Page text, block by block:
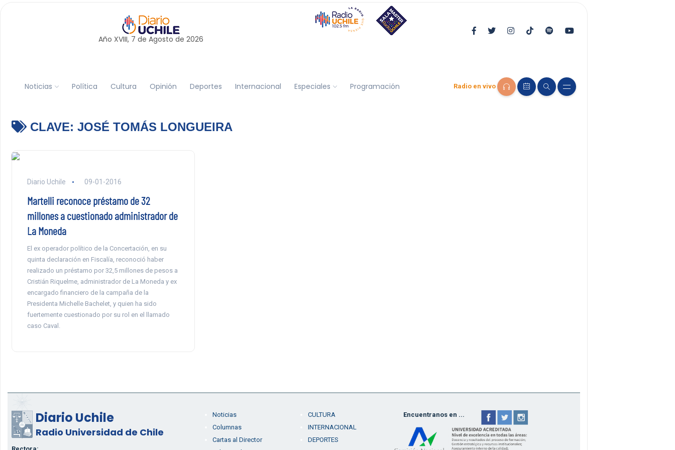
Año XVIII, 7 de Agosto de 2026
Noticias Política Cultura Opinión Deportes Internacional Especiales Programación Radio en vivo
CLAVE: JOSÉ TOMÁS LONGUEIRA
Diario Uchile 09-01-2016
Martelli reconoce préstamo de 32
millones a cuestionado administrador de
La Moneda
El ex operador político de la Concertación, en su
quinta declaración en Fiscalía, reconoció haber
realizado un préstamo por 32,5 millones de pesos a
Cristián Riquelme, administrador de La Moneda y ex
encargado financiero de la campaña de la
Presidenta Michelle Bachelet, y quien ha sido
fuertemente cuestionado por su rol en el llamado
caso Caval.
Diario Uchile
Radio Universidad de Chile
Noticias
Columnas
Cartas al Director
CULTURA
INTERNACIONAL
DEPORTES
Encuentranos en ...